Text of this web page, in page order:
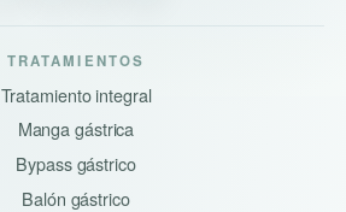
TRATAMIENTOS
Tratamiento integral
Manga gástrica
Bypass gástrico
Balón gástrico